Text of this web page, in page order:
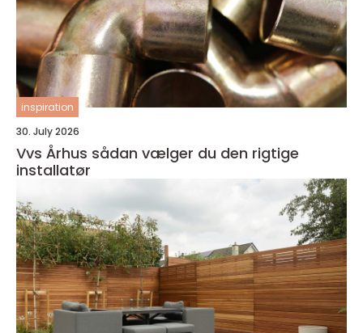
inspiration
30. July 2026
Vvs Århus sådan vælger du den rigtige
installatør